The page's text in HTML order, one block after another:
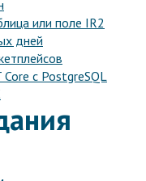
или поле IR2
дней
Core с PostgreSQL